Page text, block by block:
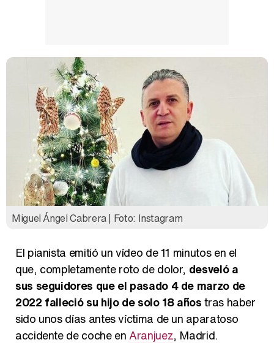
Miguel Ángel Cabrera | Foto: Instagram
El pianista emitió un vídeo de 11 minutos en el
que, completamente roto de dolor, desveló a
sus seguidores que el pasado 4 de marzo de
2022 falleció su hijo de solo 18 añostras haber
sido unos días antes víctima de un aparatoso
accidente de coche enAranjuez, Madrid.